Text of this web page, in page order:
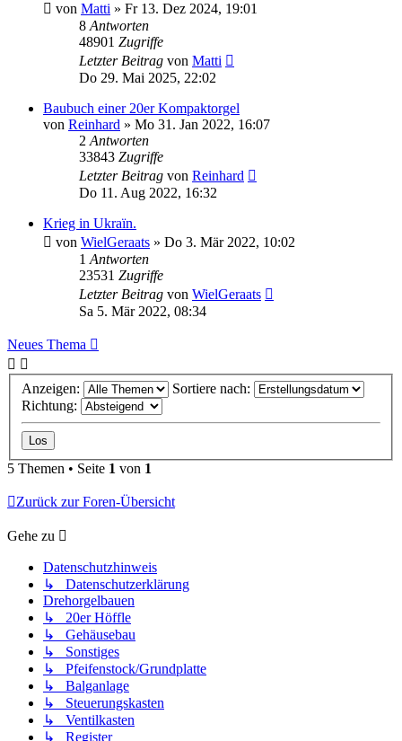
von Matti » Fr 13. Dez 2024, 19:01
8Antworten
48901 Zugriffe
Letzter Beitrag von Matti
Do 29. Mai 2025, 22:02
Baubuch einer 20er Kompaktorgel
von Reinhard » Mo 31. Jan 2022, 16:07
2Antworten
33843 Zugriffe
Letzter Beitrag von Reinhard
Do 11. Aug 2022, 16:32
Krieg in Ukraïn.
von WielGeraats » Do 3. Mär 2022, 10:02
1Antworten
23531 Zugriffe
Letzter Beitrag von WielGeraats
Sa 5. Mär 2022, 08:34
Neues Thema
Anzeigen:
Sortiere nach:
Richtung:
5 Themen • Seite 1 von 1
Zurück zur Foren-Übersicht
Gehe zu
Datenschutzhinweis
↳ Datenschutzerklärung
Drehorgelbauen
↳ 20er Höffle
↳ Gehäusebau
↳ Sonstiges
↳ Pfeifenstock/Grundplatte
↳ Balganlage
↳ Steuerungskasten
↳ Ventilkasten
↳ Register